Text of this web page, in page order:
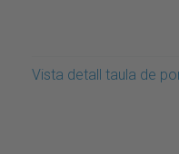
Vista detall taula de